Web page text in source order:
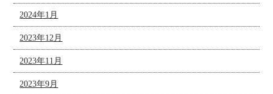
2024年1月
2023年12月
2023年11月
2023年9月